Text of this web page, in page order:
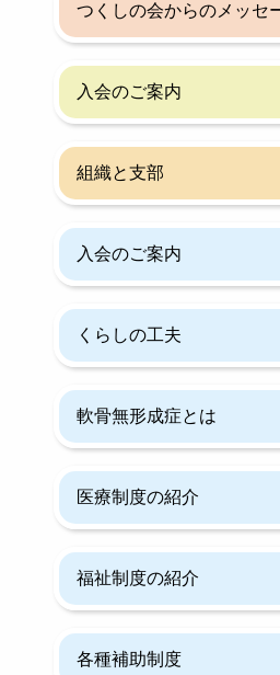
つくしの会からのメッセ
入会のご案内
組織と支部
入会のご案内
くらしの工夫
軟骨無形成症とは
医療制度の紹介
福祉制度の紹介
各種補助制度